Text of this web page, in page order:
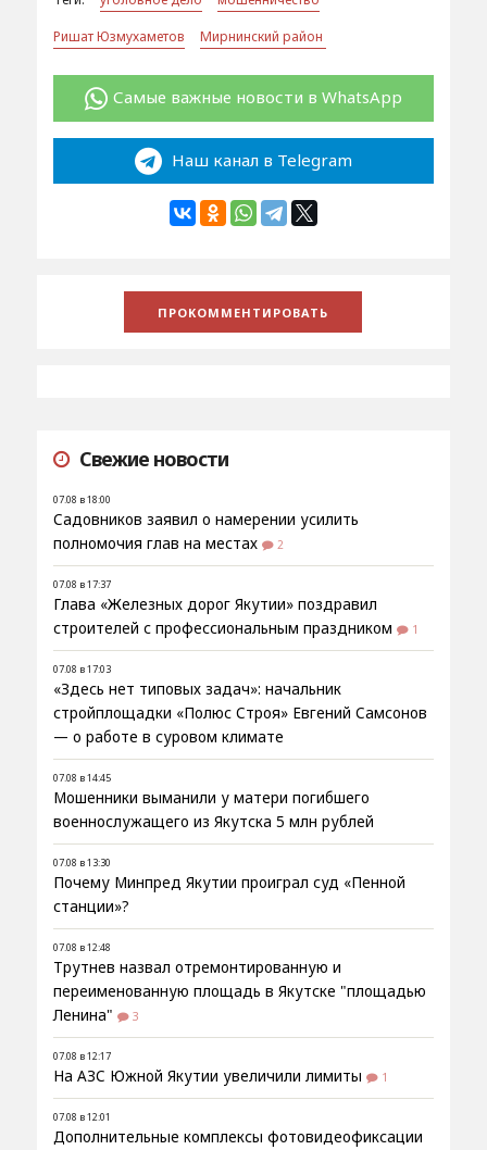
Ришат Юзмухаметов
Мирнинский район
Самые важные новости в WhatsApp
Наш канал в Telegram
Свежие новости
07.08 в 18:00
Садовников заявил о намерении усилить
полномочия глав на местах
2
07.08 в 17:37
Глава «Железных дорог Якутии» поздравил
строителей с профессиональным праздником
1
07.08 в 17:03
«Здесь нет типовых задач»: начальник
стройплощадки «Полюс Строя» Евгений Самсонов
— о работе в суровом климате
07.08 в 14:45
Мошенники выманили у матери погибшего
военнослужащего из Якутска 5 млн рублей
07.08 в 13:30
Почему Минпред Якутии проиграл суд «Пенной
станции»?
07.08 в 12:48
Трутнев назвал отремонтированную и
переименованную площадь в Якутске "площадью
Ленина"
3
07.08 в 12:17
На АЗС Южной Якутии увеличили лимиты 1
07.08 в 12:01
Дополнительные комплексы фотовидеофиксации